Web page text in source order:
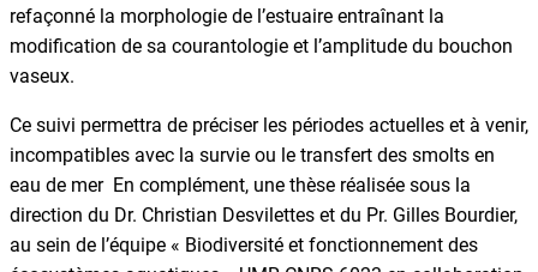
refaçonné la morphologie de l’estuaire entraînant la
modification de sa courantologie et l’amplitude du bouchon
vaseux.
Ce suivi permettra de préciser les périodes actuelles et à venir,
incompatibles avec la survie ou le transfert des smolts en
eau de mer En complément, une thèse réalisée sous la
direction du Dr. Christian Desvilettes et du Pr. Gilles Bourdier,
au sein de l’équipe « Biodiversité et fonctionnement des